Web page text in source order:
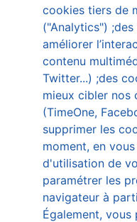
cookies tiers de
("Analytics")
améliorer
contenu
Twitter...) ;des
mieux cibler nos
(TimeOne,
supprimer les
moment, en
d'utilisation de
paramétrer les
navigateur à
Également,